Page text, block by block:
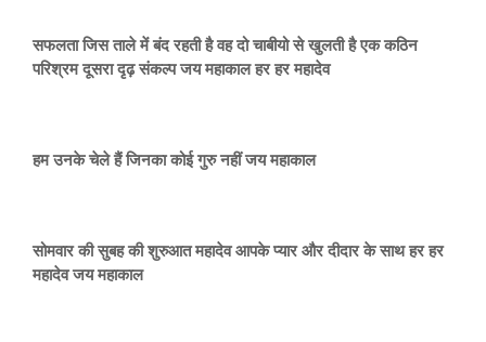
सफलता जिस ताले में बंद रहती है वह दो चाबीयो से खुलती है एक कठिन
परिश्रम दूसरा दृढ़ संकल्प जय महाकाल हर हर महादेव
हम उनके चेले हैं जिनका कोई गुरु नहीं जय महाकाल
सोमवार की सुबह की शुरुआत महादेव आपके प्यार और दीदार के साथ हर हर
महादेव जय महाकाल